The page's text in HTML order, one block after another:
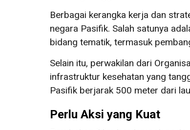
Berbagai kerangka kerja dan
negara Pasifik. Salah satunya
bidang tematik, termasuk
Selain itu, perwakilan dari
infrastruktur kesehatan yang
Pasifik berjarak 500 meter dari
Perlu Aksi yang Kuat